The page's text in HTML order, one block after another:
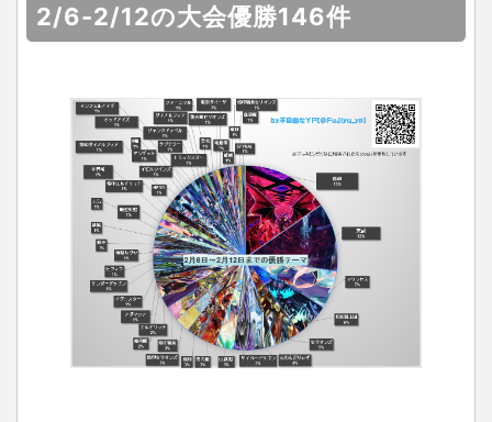
2/6-2/12の大会優勝146件